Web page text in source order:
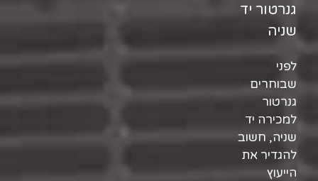
גנרטור יד
שניה
לפני
שבוחרים
גנרטור
למכירה יד
שניה, חשוב
להגדיר את
הייעוץ